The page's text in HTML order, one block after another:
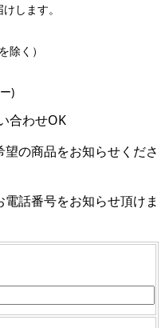
します。
除く）
)
の商品をお知らせくださ
話番号をお知らせ頂けま